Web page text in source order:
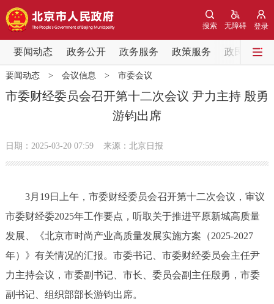
登录
无障碍
搜索
要闻动态 政务公开 政务服务 政策服务 政民互动
要闻动态
党中央精神 国务院信息
会议信息
市领导 机构职能 政策服务
政策兑现 政策解读 回应关切
决策公开 专题公开
要闻动态> 会议信息 > 市委会议
市委财经委员会召开第十二次会议 尹力主持 殷勇
游钧出席
日期：2025-03-20 07:59 来源：北京日报
3月19日上午，市委财经委员会召开第十二次会议，审议
市委财经委2025年工作要点，听取关于推进平原新城高质量
发展、《北京市时尚产业高质量发展实施方案（2025-2027
年）》有关情况的汇报。市委书记、市委财经委员会主任尹
力主持会议，市委副书记、市长、委员会副主任殷勇，市委
副书记、组织部部长游钧出席。